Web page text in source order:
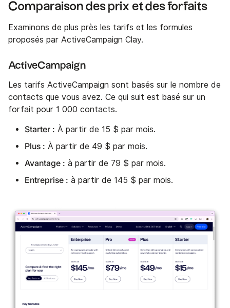
Comparaison des prix et des forfaits
Examinons de plus près les tarifs et les formules
proposés par ActiveCampaign Clay.
ActiveCampaign
Les tarifs ActiveCampaign sont basés sur le nombre de
contacts que vous avez. Ce qui suit est basé sur un
forfait pour 1 000 contacts.
Starter : À partir de 15 $ par mois.
Plus : À partir de 49 $ par mois.
Avantage : à partir de 79 $ par mois.
Entreprise : à partir de 145 $ par mois.